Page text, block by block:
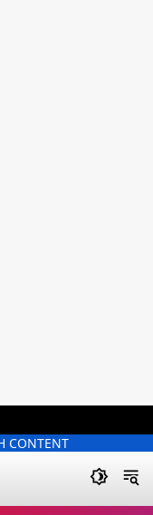
CONTENT